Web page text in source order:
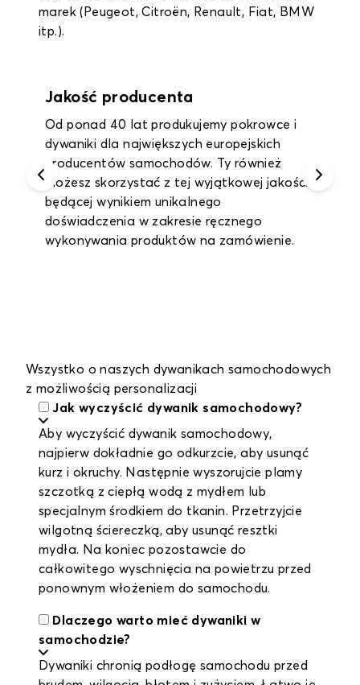
marek (Peugeot, Citroën, Renault, Fiat, BMW
itp.).
Gwarancja do 2 lat
Korzystaj z rocznej gwarancji na wszystkie
dywaniki wewnętrzne i dywaniki bagażnika
oraz nawet 2-letniej gwarancji na pokrowce
na siedzenia.
Wszystko o naszych dywanikach samochodowych
z możliwością personalizacji
Jak wyczyścić dywanik samochodowy?
Aby wyczyścić dywanik samochodowy,
najpierw dokładnie go odkurzcie, aby usunąć
kurz i okruchy. Następnie wyszorujcie plamy
szczotką z ciepłą wodą z mydłem lub
specjalnym środkiem do tkanin. Przetrzyjcie
wilgotną ściereczką, aby usunąć resztki
mydła. Na koniec pozostawcie do
całkowitego wyschnięcia na powietrzu przed
ponownym włożeniem do samochodu.
Dlaczego warto mieć dywaniki w
samochodzie?
Dywaniki chronią podłogę samochodu przed